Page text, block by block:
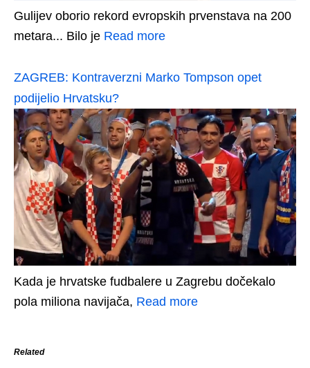
Gulijev oborio rekord evropskih prvenstava na 200
metara... Bilo je Read more
ZAGREB: Kontraverzni Marko Tompson opet
podijelio Hrvatsku?
Kada je hrvatske fudbalere u Zagrebu dočekalo
pola miliona navijača, Read more
Related